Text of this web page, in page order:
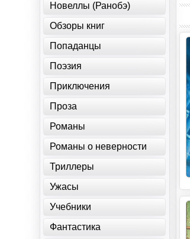
Новеллы (Ранобэ)
Обзоры книг
Попаданцы
Поэзия
Приключения
Проза
Романы
Романы о неверности
Триллеры
Ужасы
Учебники
Фантастика